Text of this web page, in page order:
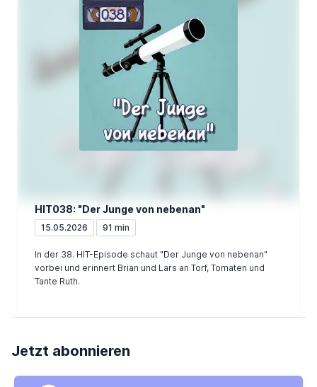
HIT038: "Der Junge von nebenan"
15.05.2026 91 min
In der 38. HIT-Episode schaut "Der Junge von nebenan"
vorbei und erinnert Brian und Lars an Torf, Tomaten und
Tante Ruth.
Jetzt abonnieren